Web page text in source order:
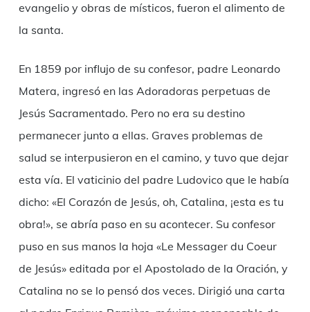
evangelio y obras de místicos, fueron el alimento de
la santa.
En 1859 por influjo de su confesor, padre Leonardo
Matera, ingresó en las Adoradoras perpetuas de
Jesús Sacramentado. Pero no era su destino
permanecer junto a ellas. Graves problemas de
salud se interpusieron en el camino, y tuvo que dejar
esta vía. El vaticinio del padre Ludovico que le había
dicho: «El Corazón de Jesús, oh, Catalina, ¡esta es tu
obra!», se abría paso en su acontecer. Su confesor
puso en sus manos la hoja «Le Messager du Coeur
de Jesús» editada por el Apostolado de la Oración, y
Catalina no se lo pensó dos veces. Dirigió una carta